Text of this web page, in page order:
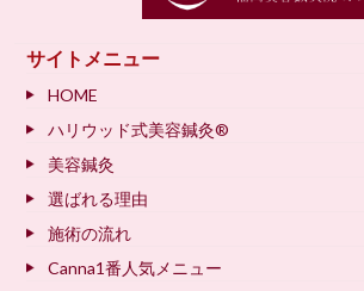
サイトメニュー
HOME
ハリウッド式美容鍼灸®
美容鍼灸
選ばれる理由
施術の流れ
Canna1番人気メニュー